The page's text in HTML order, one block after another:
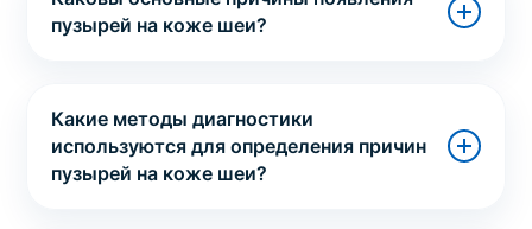
пузырей на коже шеи?
Какие методы диагностики
используются для определения причин
пузырей на коже шеи?